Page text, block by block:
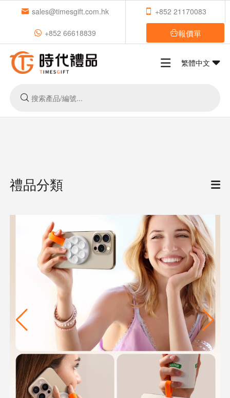
sales@timesgift.com.hk +852 21170083
+852 66618839 報價單
繁體中文
禮品分類